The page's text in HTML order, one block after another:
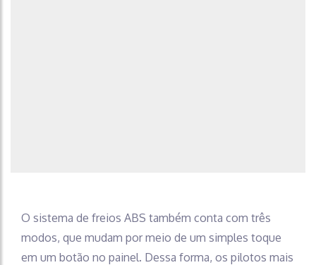
O sistema de freios ABS também conta com três
modos, que mudam por meio de um simples toque
em um botão no painel. Dessa forma, os pilotos mais